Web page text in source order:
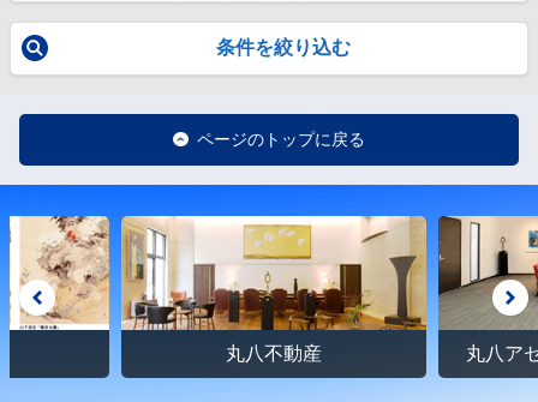
条件を絞り込む
ページのトップに戻る
丸八不動産 丸八ア